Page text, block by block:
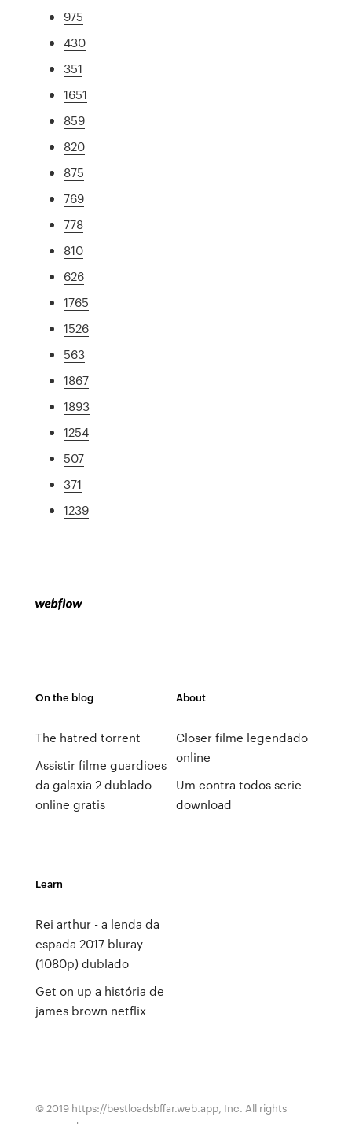
975
430
351
1651
859
820
875
769
778
810
626
1765
1526
563
1867
1893
1254
507
371
1239
On the blog
The hatred torrent
Assistir filme guardioes
da galaxia 2 dublado
online gratis
About
Closer filme legendado
online
Um contra todos serie
download
Learn
Rei arthur - a lenda da
espada 2017 bluray
(1080p) dublado
Get on up a história de
james brown netflix
© 2019 https://bestloadsbffar.web.app, Inc. All rights